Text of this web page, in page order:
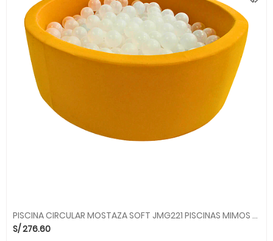
PISCINA CIRCULAR MOSTAZA SOFT JMG221 PISCINAS MIMOS MGO
S/276.60